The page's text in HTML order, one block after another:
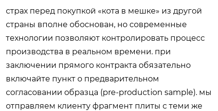
страх перед покупкой «кота в мешке» из другой
страны вполне обоснован, но современные
технологии позволяют контролировать процесс
производства в реальном времени. при
заключении прямого контракта обязательно
включайте пункт о предварительном
согласовании образца (pre-production sample). мы
отправляем клиенту фрагмент плиты с теми же